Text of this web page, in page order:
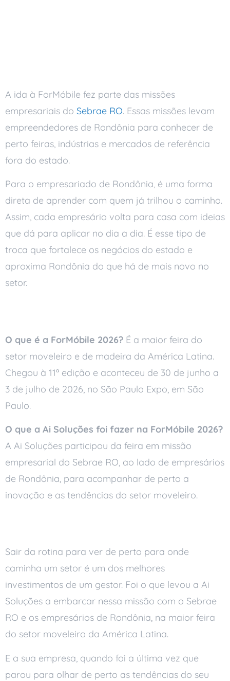
A ida à ForMóbile fez parte das missões
empresariais do Sebrae RO. Essas missões levam
empreendedores de Rondônia para conhecer de
perto feiras, indústrias e mercados de referência
fora do estado.
Para o empresariado de Rondônia, é uma forma
direta de aprender com quem já trilhou o caminho.
Assim, cada empresário volta para casa com ideias
que dá para aplicar no dia a dia. É esse tipo de
troca que fortalece os negócios do estado e
aproxima Rondônia do que há de mais novo no
setor.
O que é a ForMóbile 2026? É a maior feira do
setor moveleiro e de madeira da América Latina.
Chegou à 11ª edição e aconteceu de 30 de junho a
3 de julho de 2026, no São Paulo Expo, em São
Paulo.
O que a Ai Soluções foi fazer na ForMóbile 2026?
A Ai Soluções participou da feira em missão
empresarial do Sebrae RO, ao lado de empresários
de Rondônia, para acompanhar de perto a
inovação e as tendências do setor moveleiro.
Sair da rotina para ver de perto para onde
caminha um setor é um dos melhores
investimentos de um gestor. Foi o que levou a Ai
Soluções a embarcar nessa missão com o Sebrae
RO e os empresários de Rondônia, na maior feira
do setor moveleiro da América Latina.
E a sua empresa, quando foi a última vez que
parou para olhar de perto as tendências do seu